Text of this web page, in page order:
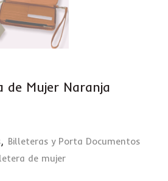
de Mujer Naranja
, Billeteras y Porta Documentos
de mujer